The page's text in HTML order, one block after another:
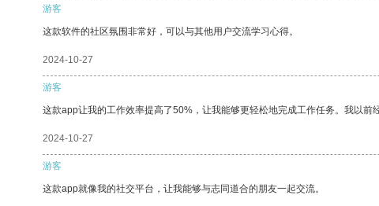
游客
这款软件的社区氛围非常好，可以与其他用户交流学习心得。
2024-10-27
游客
这款app让我的工作效率提高了50%，让我能够更轻松地完成工作任务。我以前
2024-10-27
游客
这款app就像我的社交平台，让我能够与志同道合的朋友一起交流。